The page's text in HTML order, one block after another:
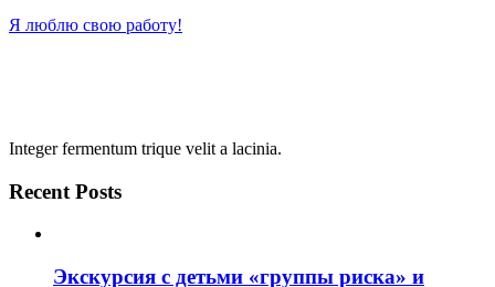
Я люблю свою работу!
Integer fermentum trique velit a lacinia.
Recent Posts
Экскурсия с детьми «группы риска» и